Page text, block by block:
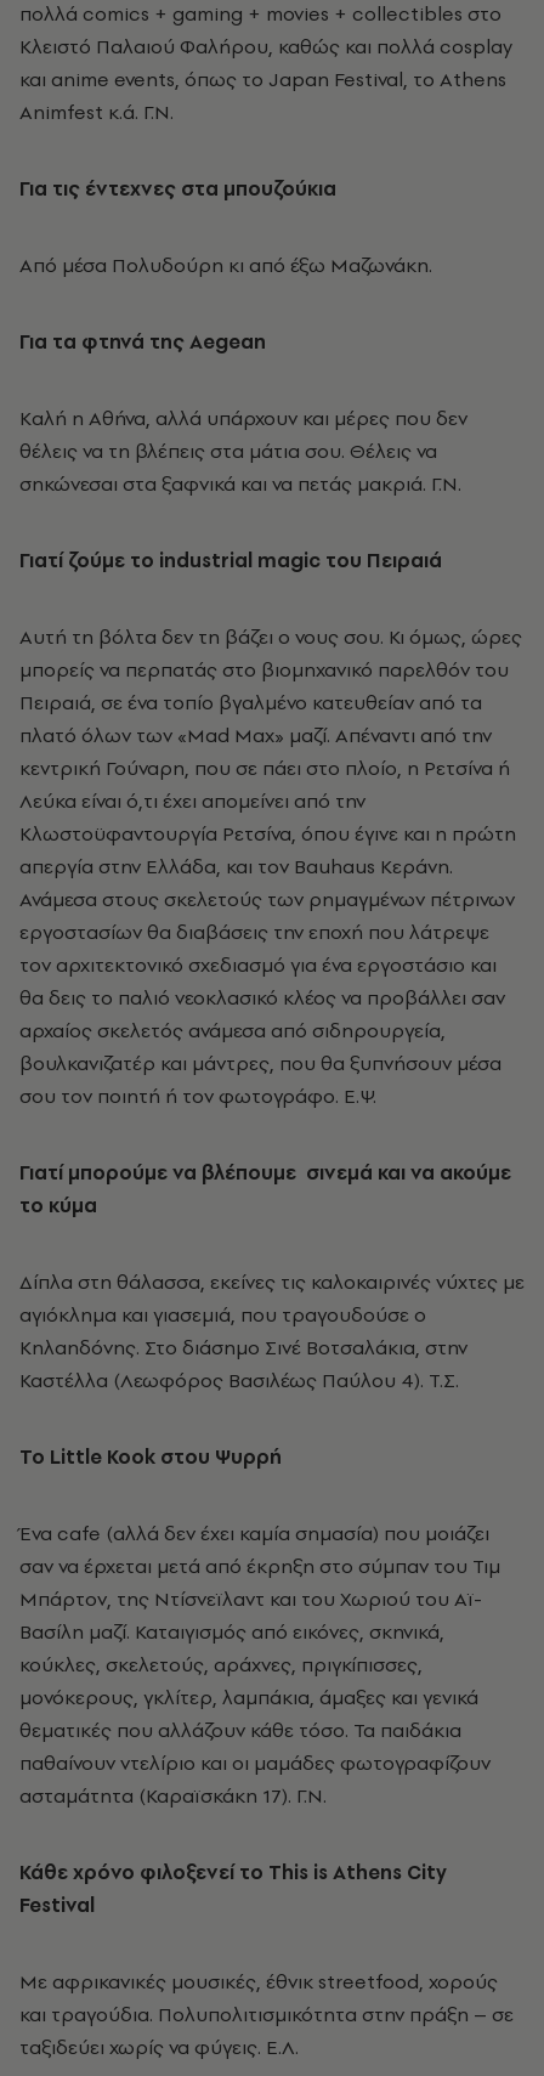
πολλά comics + gaming + movies + collectibles στο
Κλειστό Παλαιού Φαλήρου, καθώς και πολλά cosplay
και anime events, όπως το Japan Festival, το Athens
Animfest κ.ά. Γ.Ν.
Για τις έντεχνες στα μπουζούκια
Aπό μέσα Πολυδούρη κι από έξω Mαζωνάκη.
Για τα φτηνά της Aegean
Kαλή η Aθήνα, αλλά υπάρχουν και μέρες που δεν
θέλεις να τη βλέπεις στα μάτια σου. Θέλεις να
σηκώνεσαι στα ξαφνικά και να πετάς μακριά. Γ.N.
Γιατί ζούμε το industrial magic του Πειραιά
Αυτή τη βόλτα δεν τη βάζει ο νους σου. Κι όμως, ώρες
μπορείς να περπατάς στο βιομηχανικό παρελθόν του
Πειραιά, σε ένα τοπίο βγαλμένο κατευθείαν από τα
πλατό όλων των «Mad Max» μαζί. Απέναντι από την
κεντρική Γούναρη, που σε πάει στο πλοίο, η Ρετσίνα ή
Λεύκα είναι ό,τι έχει απομείνει από την
Κλωστοϋφαντουργία Ρετσίνα, όπου έγινε και η πρώτη
απεργία στην Ελλάδα, και τον Bauhaus Κεράνη.
Ανάμεσα στους σκελετούς των ρημαγμένων πέτρινων
εργοστασίων θα διαβάσεις την εποχή που λάτρεψε
τον αρχιτεκτονικό σχεδιασμό για ένα εργοστάσιο και
θα δεις το παλιό νεοκλασικό κλέος να προβάλλει σαν
αρχαίος σκελετός ανάμεσα από σιδηρουργεία,
βουλκανιζατέρ και μάντρες, που θα ξυπνήσουν μέσα
σου τον ποιητή ή τον φωτογράφο. Ε.Ψ.
Γιατί μπορούμε να βλέπουμε σινεμά και να ακούμε
το κύμα
Δίπλα στη θάλασσα, εκείνες τις καλοκαιρινές νύχτες με
αγιόκλημα και γιασεμιά, που τραγουδούσε ο
Κηλαηδόνης. Στο διάσημο Σινέ Βοτσαλάκια, στην
Καστέλλα (Λεωφόρος Βασιλέως Παύλου 4). Τ.Σ.
Το Little Kook στου Ψυρρή
Ένα cafe (αλλά δεν έχει καμία σημασία) που μοιάζει
σαν να έρχεται μετά από έκρηξη στο σύμπαν του Τιμ
Μπάρτον, της Ντίσνεϊλαντ και του Χωριού του Αϊ-
Βασίλη μαζί. Καταιγισμός από εικόνες, σκηνικά,
κούκλες, σκελετούς, αράχνες, πριγκίπισσες,
μονόκερους, γκλίτερ, λαμπάκια, άμαξες και γενικά
θεματικές που αλλάζουν κάθε τόσο. Τα παιδάκια
παθαίνουν ντελίριο και οι μαμάδες φωτογραφίζουν
ασταμάτητα (Καραϊσκάκη 17). Γ.N.
Κάθεχρόνο φιλοξενείτο This is Athens City
Festival
Με αφρικανικές μουσικές, έθνικ streetfood, χορούς
και τραγούδια. Πολυπολιτισμικότητα στην πράξη – σε
ταξιδεύει χωρίς να φύγεις. Ε.Λ.